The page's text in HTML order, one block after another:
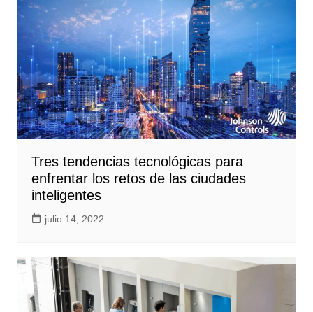
Tres tendencias tecnológicas para
enfrentar los retos de las ciudades
inteligentes
julio 14, 2022